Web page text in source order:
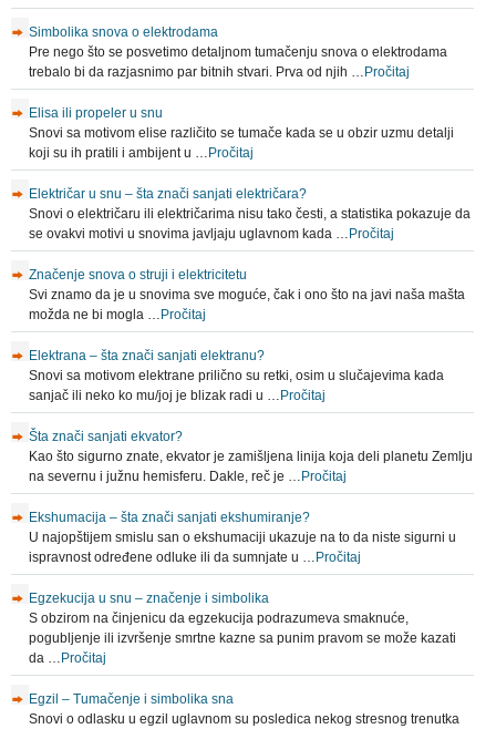
Simbolika snova o elektrodama
Pre nego što se posvetimo detaljnom tumačenju snova o elektrodama
trebalo bi da razjasnimo par bitnih stvari. Prva od njih … Pročitaj
Elisa ili propeler u snu
Snovi sa motivom elise različito se tumače kada se u obzir uzmu detalji
koji su ih pratili i ambijent u … Pročitaj
Električar u snu – šta znači sanjati električara?
Snovi o električaru ili električarima nisu tako česti, a statistika pokazuje da
se ovakvi motivi u snovima javljaju uglavnom kada … Pročitaj
Značenje snova o struji i elektricitetu
Svi znamo da je u snovima sve moguće, čak i ono što na javi naša mašta
možda ne bi mogla … Pročitaj
Elektrana – šta znači sanjati elektranu?
Snovi sa motivom elektrane prilično su retki, osim u slučajevima kada
sanjač ili neko ko mu/joj je blizak radi u … Pročitaj
Šta znači sanjati ekvator?
Kao što sigurno znate, ekvator je zamišljena linija koja deli planetu Zemlju
na severnu i južnu hemisferu. Dakle, reč je … Pročitaj
Ekshumacija – šta znači sanjati ekshumiranje?
U najopštijem smislu san o ekshumaciji ukazuje na to da niste sigurni u
ispravnost određene odluke ili da sumnjate u … Pročitaj
Egzekucija u snu – značenje i simbolika
S obzirom na činjenicu da egzekucija podrazumeva smaknuće,
pogubljenje ili izvršenje smrtne kazne sa punim pravom se može kazati
da … Pročitaj
Egzil – Tumačenje i simbolika sna
Snovi o odlasku u egzil uglavnom su posledica nekog stresnog trenutka